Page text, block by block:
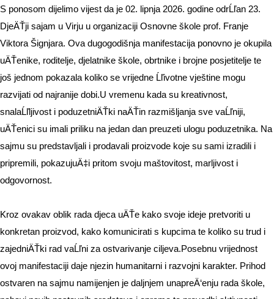
S ponosom dijelimo vijest da je 02. lipnja 2026. godine odrĹľan 23.
DjeÄŤji sajam u Virju u organizaciji Osnovne škole prof. Franje
Viktora Šignjara. Ova dugogodišnja manifestacija ponovno je okupila
uÄŤenike, roditelje, djelatnike škole, obrtnike i brojne posjetitelje te
još jednom pokazala koliko se vrijedne Ĺľivotne vještine mogu
razvijati od najranije dobi.U vremenu kada su kreativnost,
snalaĹľljivost i poduzetniÄŤki naÄŤin razmišljanja sve vaĹľniji,
uÄŤenici su imali priliku na jedan dan preuzeti ulogu poduzetnika. Na
sajmu su predstavljali i prodavali proizvode koje su sami izradili i
pripremili, pokazujuÄ‡i pritom svoju maštovitost, marljivost i
odgovornost.
Kroz ovakav oblik rada djeca uÄŤe kako svoje ideje pretvoriti u
konkretan proizvod, kako komunicirati s kupcima te koliko su trud i
zajedniÄŤki rad vaĹľni za ostvarivanje ciljeva.Posebnu vrijednost
ovoj manifestaciji daje njezin humanitarni i razvojni karakter. Prihod
ostvaren na sajmu namijenjen je daljnjem unapreÄ‘enju rada škole,